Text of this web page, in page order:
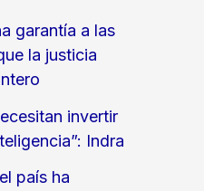
garantía a las
la justicia
invertir
Indra
país ha